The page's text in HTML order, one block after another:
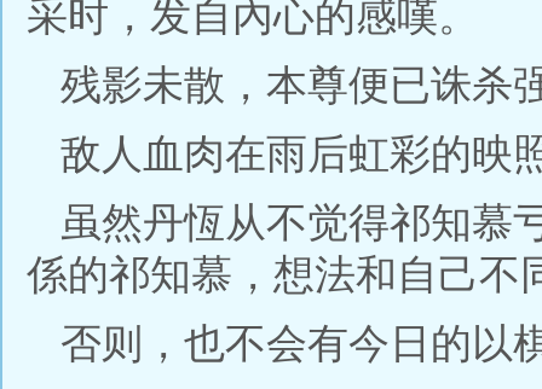
采时，发自內心的感嘆。
残影未散，本尊便已诛杀
敌人血肉在雨后虹彩的映
虽然丹恆从不觉得祁知慕
係的祁知慕，想法和自己不
否则，也不会有今日的以